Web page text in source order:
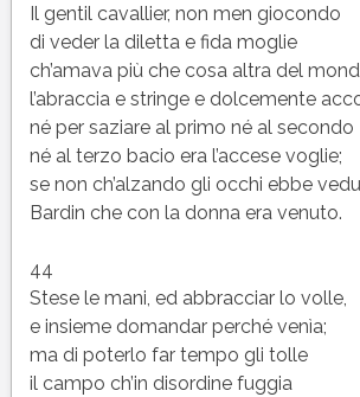
Il gentil cavallier, non men giocondo
di veder la diletta e fida moglie
ch’amava più che cosa altra del
l’abraccia e stringe e dolcemente
né per saziare al primo né al secondo
né al terzo bacio era l’accese voglie;
se non ch’alzando gli occhi ebbe
Bardin che con la donna era venuto.
44
Stese le mani, ed abbracciar lo volle,
e insieme domandar perché venìa;
ma di poterlo far tempo gli tolle
il campo ch’in disordine fuggia